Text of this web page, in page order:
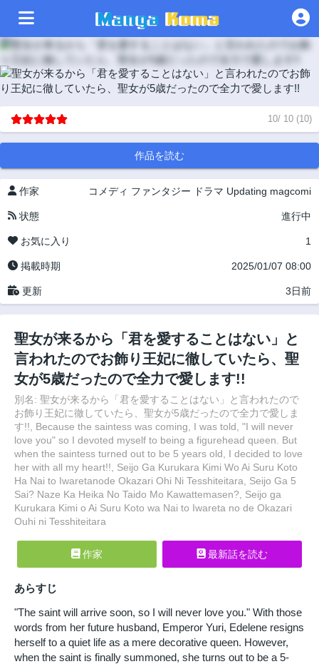
10/ 10 (10)
作品を読む
作家 コメディ ファンタジー ドラマ Updating magcomi
状態 進行中
お気に入り 1
掲載時期 2025/01/07 08:00
更新 3日前
聖女が来るから「君を愛することはない」と
言われたのでお飾り王妃に徹していたら、聖
女が5歳だったので全力で愛します!!
別名: 聖女が来るから「君を愛することはない」と言われたので
お飾り王妃に徹していたら、聖女が5歳だったので全力で愛しま
す!!, Because the saintess was coming, I was told, "I will never
love you" so I devoted myself to being a figurehead queen. But
when the saintess turned out to be 5 years old, I decided to love
her with all my heart!!, Seijo Ga Kurukara Kimi Wo Ai Suru Koto
Ha Nai to Iwaretanode Okazari Ohi Ni Tesshiteitara, Seijo Ga 5
Sai? Naze Ka Heika No Taido Mo Kawattemasen?, Seijo ga
Kurukara Kimi o Ai Suru Koto wa Nai to Iwareta no de Okazari
Ouhi ni Tesshiteitara
作家 最新話を読む
あらすじ
"The saint will arrive soon, so I will never love you." With those
words from her future husband, Emperor Yuri, Edelene resigns
herself to a quiet life as a mere decorative queen. However,
when the saint is finally summoned, she turns out to be a 5-